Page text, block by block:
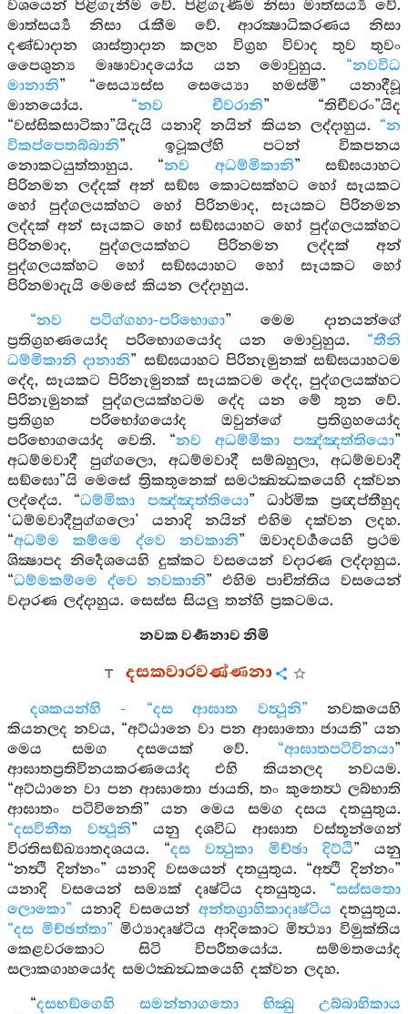
වශයෙන් පිළිගැනීම වේ. පිළිගැණීම නිසා මාත්සර්‍ය්‍ය වේ.
මාත්සර්‍ය්‍ය නිසා රැකීම වේ. ආරක්‍ෂාධිකරණය නිසා
දණ්ඩාදාන ශාස්ත්‍රාදාන කලහ විග්‍රහ විවාද තුව තුවං
පෛශුන්‍ය මෘෂාවාදයෝය යන මොවුහුය. “නවවිධ
මානානි” “සෙය්‍යස්ස සෙය්‍යො හමස්මි” යනාදීවූ
මානයෝය. “නව චීවරානි” “තිචීවරං”යිද
“වස්සිකසාටිකා”යිදැයි යනාදි නයින් කියන ලද්දාහුය. “න
විකප්පෙතබ්බානි” ඉටූකල්හි පටන් විකපනය
නොකටයුත්තාහුය. “නව අධම්මිකානි” සඞ්ඝයාහට
පිරිනමන ලද්දක් අන් සඞ්ඝ කොටසක්හට හෝ සෑයකට
හෝ පුද්ගලයක්හට හෝ පිරිනමාද, සෑයකට පිරිනමන
ලද්දක් අන් සෑයකට හෝ සඞ්ඝයාහට හෝ පුද්ගලයක්හට
පිරිනමාද, පුද්ගලයක්හට පිරිනමන ලද්දක් අන්
පුද්ගලයක්හට හෝ සඞ්ඝයාහට හෝ සෑයකට හෝ
පිරිනමාදැයි මෙසේ කියන ලද්දාහුය.
“නව පටිග්ගහා-පරිභොගා” මෙම දානයන්ගේ
ප්‍රතිග්‍රහණයෝද පරිභොගයෝද යන මොවුහුය. “තීනි
ධම්මිකානි දානානි” සඞ්ඝයාහට පිරිනැමුනක් සඞ්ඝයාහටම
දේද, සෑයකට පිරිනැමුනක් සෑයකටම දේද, පුද්ගලයක්හට
පිරිනැමුනක් පුද්ගලයක්හටම දේද යන මේ තුන වේ.
ප්‍රතිග්‍රහ පරිභෝගයෝද ඔවුන්ගේ ප්‍රතිග්‍රහයෝද
පරිභොගයෝද වෙති. “නව අධම්මිකා පඤ්ඤත්තියො”
අධම්මවාදී පුග්ගලො, අධම්මවාදී සම්බහුලා, අධම්මවාදී
සඞ්ඝො”යි මෙසේ ත්‍රිකතුනෙක් සමථක්‍ඛන්‍ධකයෙහි දක්වන
ලද්දේය. “ධම්මිකා පඤ්ඤත්තියො” ධාර්මික ප්‍රඥප්තීහුද
‘ධම්මවාදීපුග්ගලො’ යනාදි නයින් එහිම දක්වන ලදහ.
“අධම්ම කම්මෙ ද්වෙ නවකානි” ඔවාදවර්‍ගයෙහි ප්‍රථම
ශික්‍ෂාපද නිර්‍දෙශයෙහි දුක්කට වසයෙන් වදාරණ ලද්දාහුය.
“ධම්මකම්මෙ ද්වෙ නවකානි” එහිම පාචිත්තිය වසයෙන්
වදාරණ ලද්දාහුය. සෙස්ස සියලු තන්හි ප්‍රකටමය.
නවක වර්‍ණනාව නිමි
දසකවාරවණ්ණනා
දශකයන්හි - “දස ආඝාත වත්‍ථූනි” නවකයෙහි
කියනලද නවය, “අට්ඨානෙ වා පන ආඝාතො ජායති” යන
මෙය සමග දසයෙක් වේ. “ආඝාතපටිවිනයා”
ආඝාතප්‍රතිවිනයකරණයෝද එහි කියනලද නවයම.
“අට්ඨානෙ වා පන ආඝාතො ජායති, තං කුතෙත්‍ථ ලබ්භාති
ආඝාතං පටිවිනෙති” යන මෙය සමග දසය දතයුතුය.
“දසවිනීත වත්‍ථූනි” යනු දශවිධ ආඝාත වස්තූන්ගෙන්
විරතිසඞ්ඛ්‍යාතදශයය. “දස වත්‍ථුකා මිච්ඡා දිට්ඨි” යනු
“නත්‍ථි දින්නං” යනාදි වසයෙන් දතයුතුය. “අත්‍ථි දින්නං”
යනාදි වසයෙන් සම්‍යක් දෘෂ්ටිය දතයුතුය. “සස්සතො
ලොකො” යනාදි වසයෙන් අන්තග්‍රාහිකාදෘෂ්ටිය දතයුතුය.
“දස මිච්ඡත්තා” මිථ්‍යාදෘෂ්ටිය ආදිකොට මිත්‍ථ්‍යා විමුක්තිය
කෙළවරකොට සිටි විපරීතයෝය. සම්මතයෝද
සලාකගාහයෝද සමථක්‍ඛන්‍ධකයෙහි දක්වන ලදහ.
“දසභඞ්ගෙහි සමන්නාගතො භික්‍ඛු උබ්බාහිකාය